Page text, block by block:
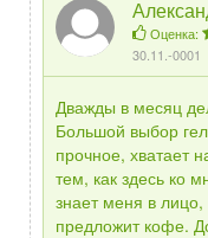
Оценка:
30.11.-0001
Дважды в месяц
Большой выбор
прочное, хватает
тем, как здесь ко
знает меня в лицо,
предложит кофе.